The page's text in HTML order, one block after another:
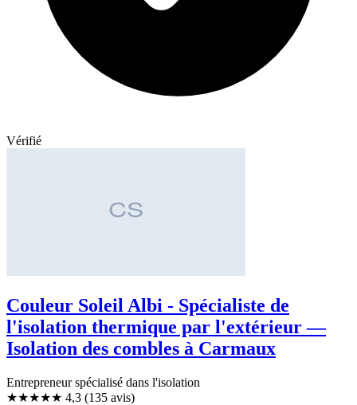
Vérifié
Couleur Soleil Albi - Spécialiste de
l'isolation thermique par l'extérieur —
Isolation des combles à Carmaux
Entrepreneur spécialisé dans l'isolation
★★★★★ 4,3 (135 avis)